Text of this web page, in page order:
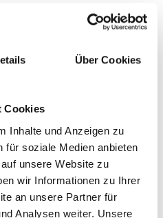
Über Cookies
Cookies
Inhalte und Anzeigen zu
für soziale Medien anbieten
unsere Website zu
wir Informationen zu Ihrer
an unsere Partner für
Analysen weiter. Unsere
de/